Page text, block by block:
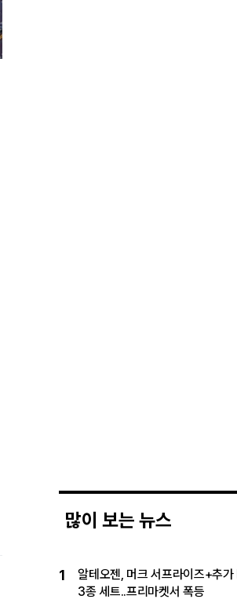
많이 보는 뉴스
1
알테오젠, 머크 서프라이즈+추
3종 세트..프리마켓서 폭등